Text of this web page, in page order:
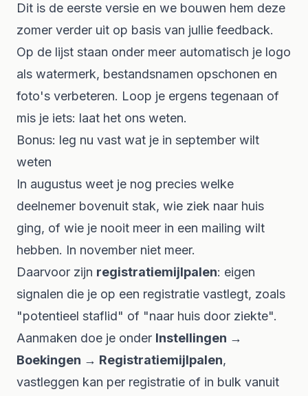
Dit is de eerste versie en we bouwen hem deze
zomer verder uit op basis van jullie feedback.
Op de lijst staan onder meer automatisch je logo
als watermerk, bestandsnamen opschonen en
foto's verbeteren. Loop je ergens tegenaan of
mis je iets: laat het ons weten.
Bonus: leg nu vast wat je in september wilt
weten
In augustus weet je nog precies welke
deelnemer bovenuit stak, wie ziek naar huis
ging, of wie je nooit meer in een mailing wilt
hebben. In november niet meer.
Daarvoor zijn registratiemijlpalen: eigen
signalen die je op een registratie vastlegt, zoals
"potentieel staflid" of "naar huis door ziekte".
Aanmaken doe je onder Instellingen →
Boekingen → Registratiemijlpalen,
vastleggen kan per registratie of in bulk vanuit